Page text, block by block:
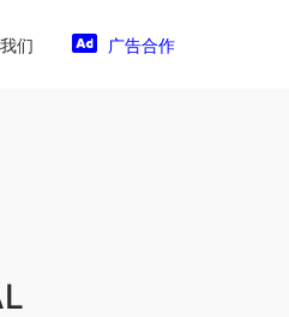
们 广告合作